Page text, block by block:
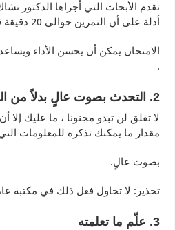
تقدم الأبحاث التي أجراها الدكتور
أدلة على أن التمرين حوالي 20 دقيقة قبل
الامتحان يمكن أن يحسن الأداء
.
2. التحدث بصوت عالٍ بدلاً من القراءة الصامتة
لا تقلق لن تبدو مجنونا ، ما عليك
مقدار ما يمكنك تذكره للمعلومات
بصوت عالٍ.
تحذير: لا تحاول فعل ذلك في مكتبة
3. علّم ما تعلمته